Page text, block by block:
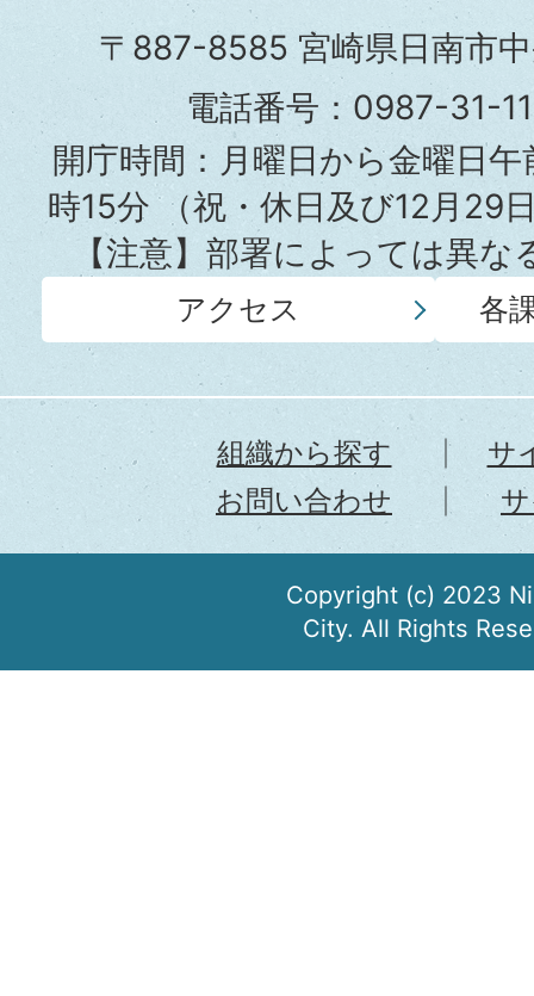
市
役
所
〒887-8585 宮崎県日南市
電話番号：0987-31-
開庁時間：月曜日から金曜日
時15分（祝・休日及び12月29
【注意】部署によっては異
アクセス 各
組織から探す
サ
お問い合わせ
Copyright (c) 2023
City. All Rights